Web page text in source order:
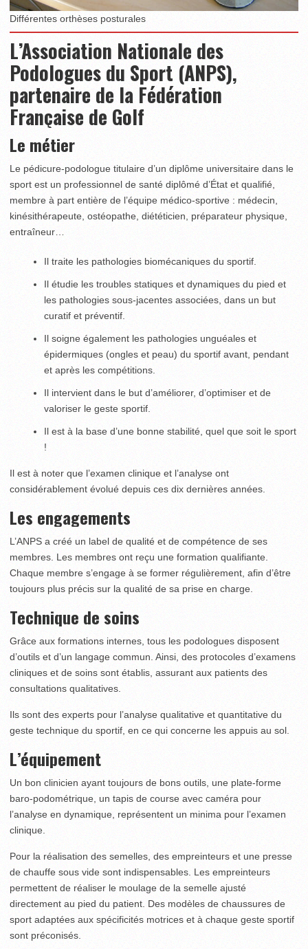
Différentes orthèses posturales
L’Association Nationale des
Podologues du Sport (ANPS),
partenaire de la Fédération
Française de Golf
Le métier
Le pédicure-podologue titulaire d’un diplôme universitaire dans le
sport est un professionnel de santé diplômé d’État et qualifié,
membre à part entière de l’équipe médico-sportive : médecin,
kinésithérapeute, ostéopathe, diététicien, préparateur physique,
entraîneur…
Il traite les pathologies biomécaniques du sportif.
Il étudie les troubles statiques et dynamiques du pied et
les pathologies sous-jacentes associées, dans un but
curatif et préventif.
Il soigne également les pathologies unguéales et
épidermiques (ongles et peau) du sportif avant, pendant
et après les compétitions.
Il intervient dans le but d’améliorer, d’optimiser et de
valoriser le geste sportif.
Il est à la base d’une bonne stabilité, quel que soit le sport
!
Il est à noter que l’examen clinique et l’analyse ont
considérablement évolué depuis ces dix dernières années.
Les engagements
L’ANPS a créé un label de qualité et de compétence de ses
membres. Les membres ont reçu une formation qualifiante.
Chaque membre s’engage à se former régulièrement, afin d’être
toujours plus précis sur la qualité de sa prise en charge.
Technique de soins
Grâce aux formations internes, tous les podologues disposent
d’outils et d’un langage commun. Ainsi, des protocoles d’examens
cliniques et de soins sont établis, assurant aux patients des
consultations qualitatives.
Ils sont des experts pour l’analyse qualitative et quantitative du
geste technique du sportif, en ce qui concerne les appuis au sol.
L’équipement
Un bon clinicien ayant toujours de bons outils, une plate-forme
baro-podométrique, un tapis de course avec caméra pour
l’analyse en dynamique, représentent un minima pour l’examen
clinique.
Pour la réalisation des semelles, des empreinteurs et une presse
de chauffe sous vide sont indispensables. Les empreinteurs
permettent de réaliser le moulage de la semelle ajusté
directement au pied du patient. Des modèles de chaussures de
sport adaptées aux spécificités motrices et à chaque geste sportif
sont préconisés.